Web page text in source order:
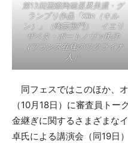
第13回国際陶磁器展美濃・グ
ランプリ作品「Kiln（キル
ン）」（陶芸部門） イエリ
ザベタ・ポートノヴァ氏作
（フランス在住のウクライナ
人）
同フェスではこのほか、
（10月18日）に審査員ト
金継ぎに関するさまざまな
卓氏による講演会（同19日